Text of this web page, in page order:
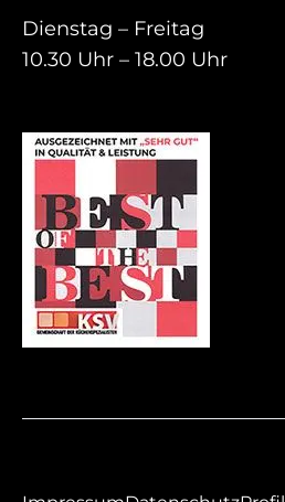
Dienstag – Freitag
10.30 Uhr – 18.00 Uhr